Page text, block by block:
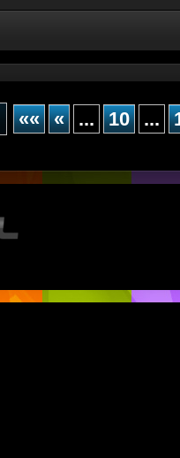
«« « ... 10 ...